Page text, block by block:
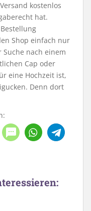
kostenlos
hat.
Shop einfach nur
nach einem
Cap oder
eine Hochzeit ist,
Denn dort